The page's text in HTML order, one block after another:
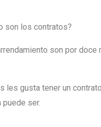
son los contratos?
son por
les gusta tener un
puede ser.